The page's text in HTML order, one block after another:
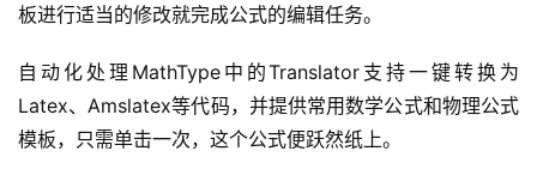
板进行适当的修改就完成公式的编辑任务。
自动化处理MathType中的Translator支持一键转换为
Latex、Amslatex等代码，并提供常用数学公式和物理公式
模板，只需单击一次，这个公式便跃然纸上。